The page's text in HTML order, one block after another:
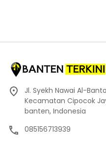
Jl. Syekh Nawai Al-
Kecamatan Cipocok
banten, Indonesia
085156713939